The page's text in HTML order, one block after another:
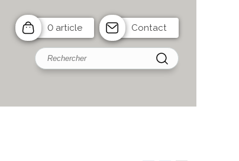
0 article Contact